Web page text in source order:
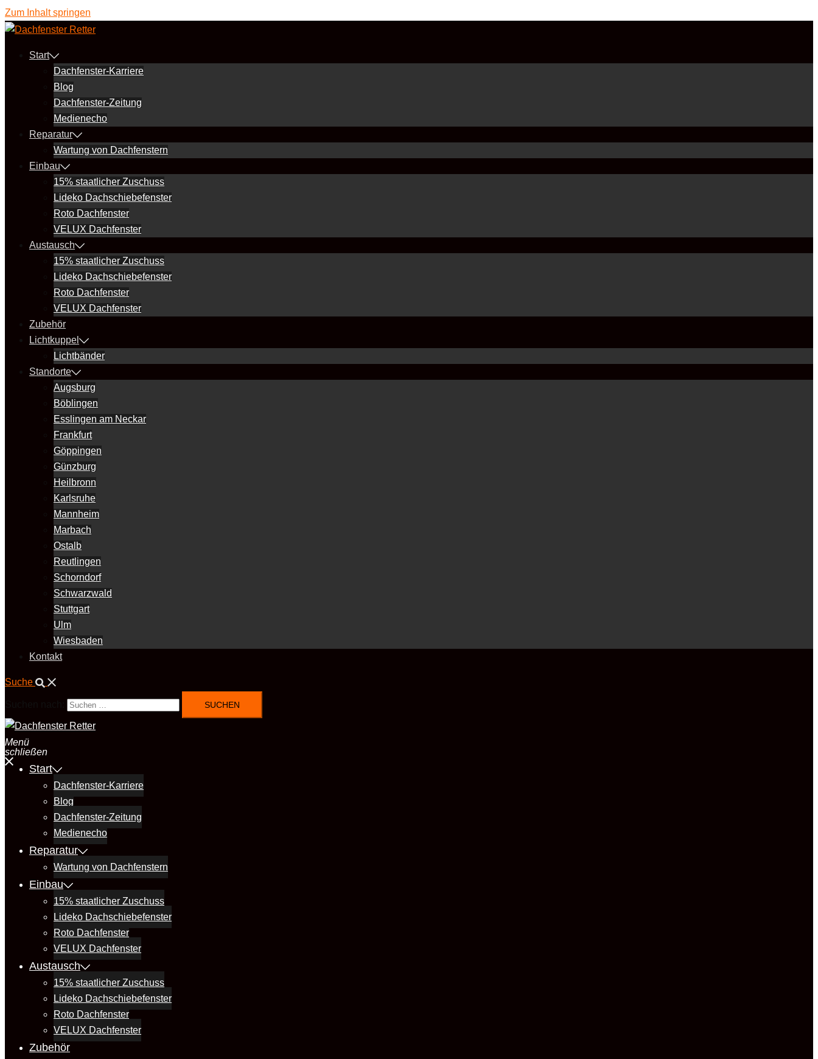
Zum Inhalt springen
Start
Dachfenster-Karriere
Blog
Dachfenster-Zeitung
Medienecho
Reparatur
Wartung von Dachfenstern
Einbau
15% staatlicher Zuschuss
Lideko Dachschiebefenster
Roto Dachfenster
VELUX Dachfenster
Austausch
15% staatlicher Zuschuss
Lideko Dachschiebefenster
Roto Dachfenster
VELUX Dachfenster
Zubehör
Lichtkuppel
Lichtbänder
Standorte
Augsburg
Böblingen
Esslingen am Neckar
Frankfurt
Göppingen
Günzburg
Heilbronn
Karlsruhe
Mannheim
Marbach
Ostalb
Reutlingen
Schorndorf
Schwarzwald
Stuttgart
Ulm
Wiesbaden
Kontakt
Suche
Menü
schließen
Start
Dachfenster-Karriere
Blog
Dachfenster-Zeitung
Medienecho
Reparatur
Wartung von Dachfenstern
Einbau
15% staatlicher Zuschuss
Lideko Dachschiebefenster
Roto Dachfenster
VELUX Dachfenster
Austausch
15% staatlicher Zuschuss
Lideko Dachschiebefenster
Roto Dachfenster
VELUX Dachfenster
Zubehör